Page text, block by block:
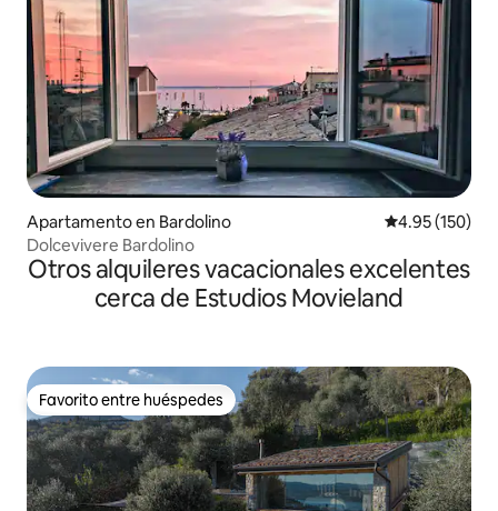
Apartamento en Bardolino Calificación
4.95 (150)
Dolcevivere Bardolino
Otros alquileres vacacionales excelentes
cerca de Estudios Movieland
Favorito entre huéspedes
Favorito entre huéspedes